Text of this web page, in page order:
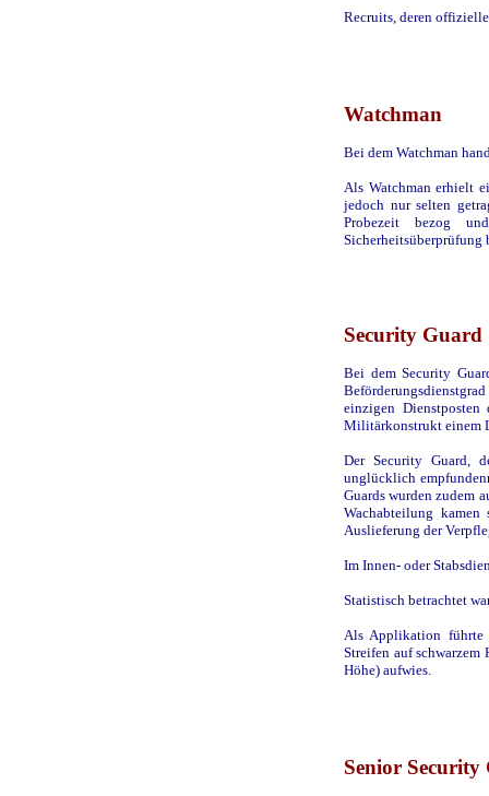
Recruits, deren
Watchman
Bei dem Watchman
Als Watchman erhielt
jedoch nur selten
Probezeit bezog
Sicherheitsüberprüfung
Security Guard
Bei dem Security
einzigen
Militärkonstrukt einem
Der Security Guard,
unglücklich
Guards wurden zudem
Wachabteilung
Auslieferung der
Im Innen- oder
Statistisch betrachtet
Als Applikation führte
Streifen auf
Höhe) aufwies.
Senior Security